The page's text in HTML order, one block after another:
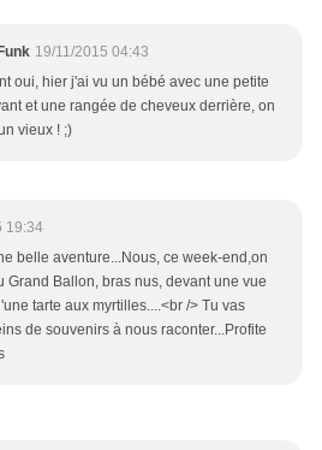
19/11/2015 04:43
oui, hier j'ai vu un bébé avec une petite
et une rangée de cheveux derrière, on
vieux ! ;)
19:34
belle aventure...Nous, ce week-end,on
Grand Ballon, bras nus, devant une vue
tarte aux myrtilles....<br /> Tu vas
de souvenirs à nous raconter...Profite